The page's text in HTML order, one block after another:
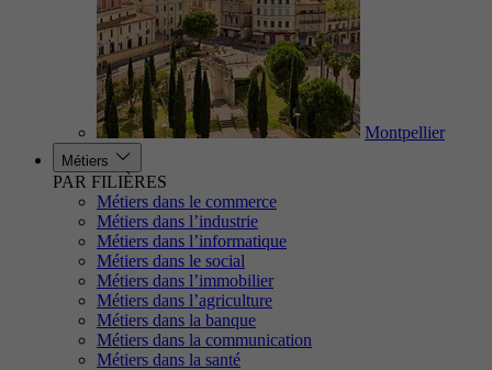
Montpellier
Métiers
PAR FILIÈRES
Métiers dans le commerce
Métiers dans l’industrie
Métiers dans l’informatique
Métiers dans le social
Métiers dans l’immobilier
Métiers dans l’agriculture
Métiers dans la banque
Métiers dans la communication
Métiers dans la santé